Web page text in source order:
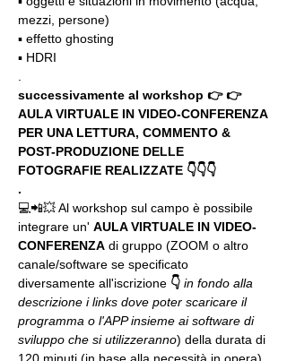
mezzi, persone)
▪️ effetto ghosting
▪️ HDRI
successivamente al workshop 👉 👉
AULA VIRTUALE IN VIDEO-CONFERENZA
PER UNA LETTURA, COMMENTO &
POST-PRODUZIONE DELLE
FOTOGRAFIE REALIZZATE 👇👇👇
.
💻📲💥 Al workshop sul campo è possibile
integrare un' AULA VIRTUALE IN VIDEO-
CONFERENZA di gruppo (ZOOM o altro
canale/software se specificato
diversamente all'iscrizione 👇 in fondo alla
descrizione i links dove poter scaricare il
programma o l'APP insieme ai software di
sviluppo che si utilizzeranno) della durata di